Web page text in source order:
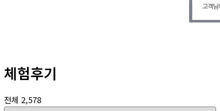
체험후기
전체 2,578